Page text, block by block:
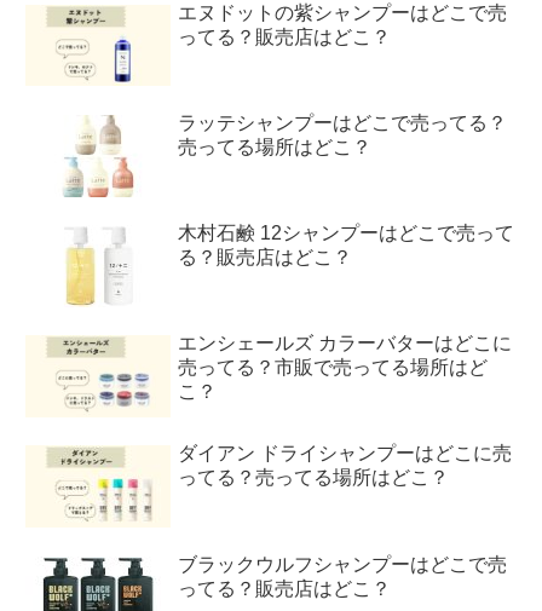
エヌドットの紫シャンプーはどこで売
ってる？販売店はどこ？
ラッテシャンプーはどこで売ってる？
売ってる場所はどこ？
木村石鹸 12シャンプーはどこで売って
る？販売店はどこ？
エンシェールズ カラーバターはどこに
売ってる？市販で売ってる場所はど
こ？
ダイアン ドライシャンプーはどこに売
ってる？売ってる場所はどこ？
ブラックウルフシャンプーはどこで売
ってる？販売店はどこ？